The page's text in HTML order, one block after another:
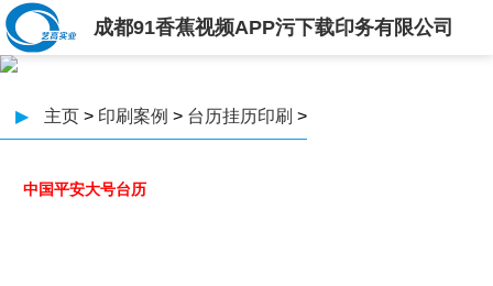
成都91香蕉视频APP污下载印务有限公司
▶ 主页 > 印刷案例 > 台历挂历印刷 >
中国平安大号台历